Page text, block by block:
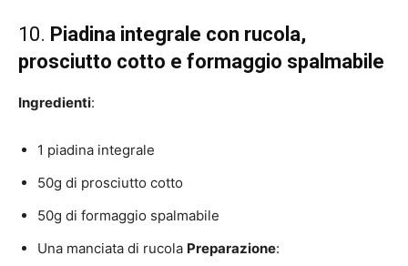
10. Piadina integrale con rucola,
prosciutto cotto e formaggio spalmabile
Ingredienti:
1 piadina integrale
50g di prosciutto cotto
50g di formaggio spalmabile
Una manciata di rucola Preparazione: